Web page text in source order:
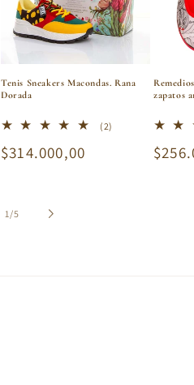
Tenis Sneakers Macondas. Rana
Dorada
(2)
Precio
$314.000,00
zapatos
1 /de
5